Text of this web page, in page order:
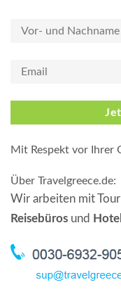
Mit Respekt vor Ihrer
Über Travelgreece.de:
Wir arbeiten mit
Reisebüros und